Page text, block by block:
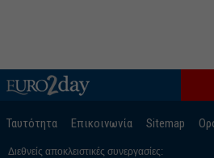
Ταυτότητα Επικοινωνία Sitemap
Διεθνείς αποκλειστικές συνεργασίες: